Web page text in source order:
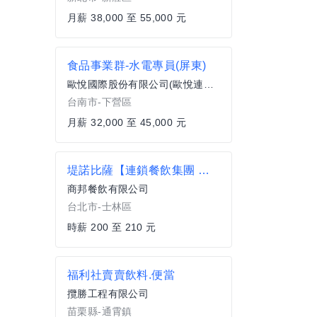
月薪 38,000 至 55,000 元
食品事業群-水電專員(屏東)
歐悅國際股份有限公司(歐悅連鎖精品旅館)
台南市-下營區
月薪 32,000 至 45,000 元
堤諾比薩【連鎖餐飲集團 外場兼職夥伴】士林門市/通過各級考作獎金可210元以上
商邦餐飲有限公司
台北市-士林區
時薪 200 至 210 元
福利社賣賣飲料.便當
攬勝工程有限公司
苗栗縣-通霄鎮